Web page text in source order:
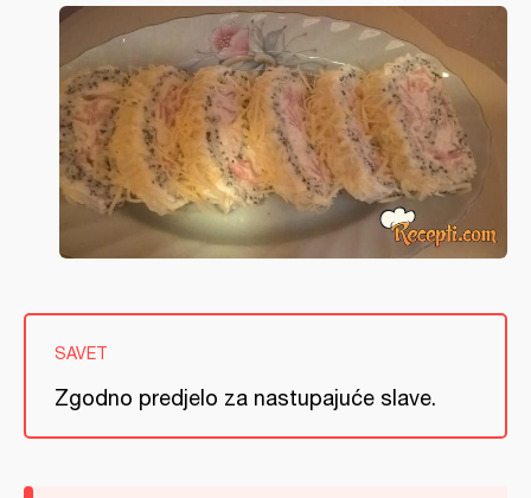
SAVET
Zgodno predjelo za nastupajuće slave.